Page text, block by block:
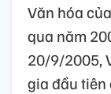
Văn hóa
qua năm
20/9/2005,
gia đầu